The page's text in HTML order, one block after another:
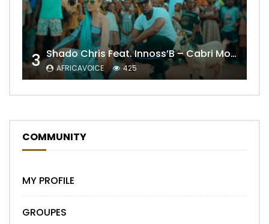
3 Shado Chris Feat. Innoss’B – Cabri Mort (Remix)
AFRICAVOICE 425
COMMUNITY
MY PROFILE
GROUPES